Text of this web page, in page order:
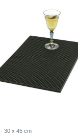
30 x 45 cm